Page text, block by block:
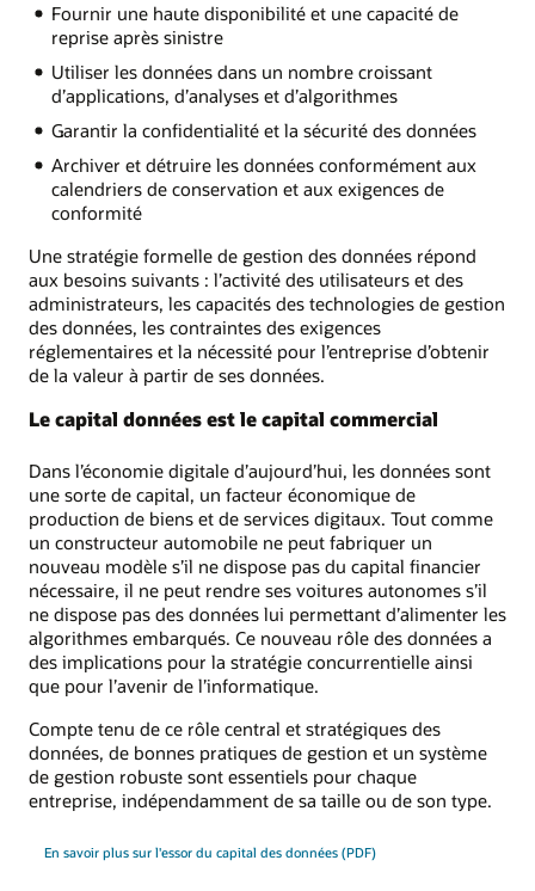
Fournir une haute disponibilité et une capacité de
reprise après sinistre
Utiliser les données dans un nombre croissant
d’applications, d’analyses et d’algorithmes
Garantir la confidentialité et la sécurité des données
Archiver et détruire les données conformément aux
calendriers de conservation et aux exigences de
conformité
Une stratégie formelle de gestion des données répond
aux besoins suivants : l’activité des utilisateurs et des
administrateurs, les capacités des technologies de gestion
des données, les contraintes des exigences
réglementaires et la nécessité pour l’entreprise d’obtenir
de la valeur à partir de ses données.
Le capital données est le capital commercial
Dans l’économie digitale d’aujourd’hui, les données sont
une sorte de capital, un facteur économique de
production de biens et de services digitaux. Tout comme
un constructeur automobile ne peut fabriquer un
nouveau modèle s’il ne dispose pas du capital financier
nécessaire, il ne peut rendre ses voitures autonomes s’il
ne dispose pas des données lui permettant d’alimenter les
algorithmes embarqués. Ce nouveau rôle des données a
des implications pour la stratégie concurrentielle ainsi
que pour l’avenir de l’informatique.
Compte tenu de ce rôle central et stratégiques des
données, de bonnes pratiques de gestion et un système
de gestion robuste sont essentiels pour chaque
entreprise, indépendamment de sa taille ou de son type.
En savoir plus sur l'essor du capital des données (PDF)